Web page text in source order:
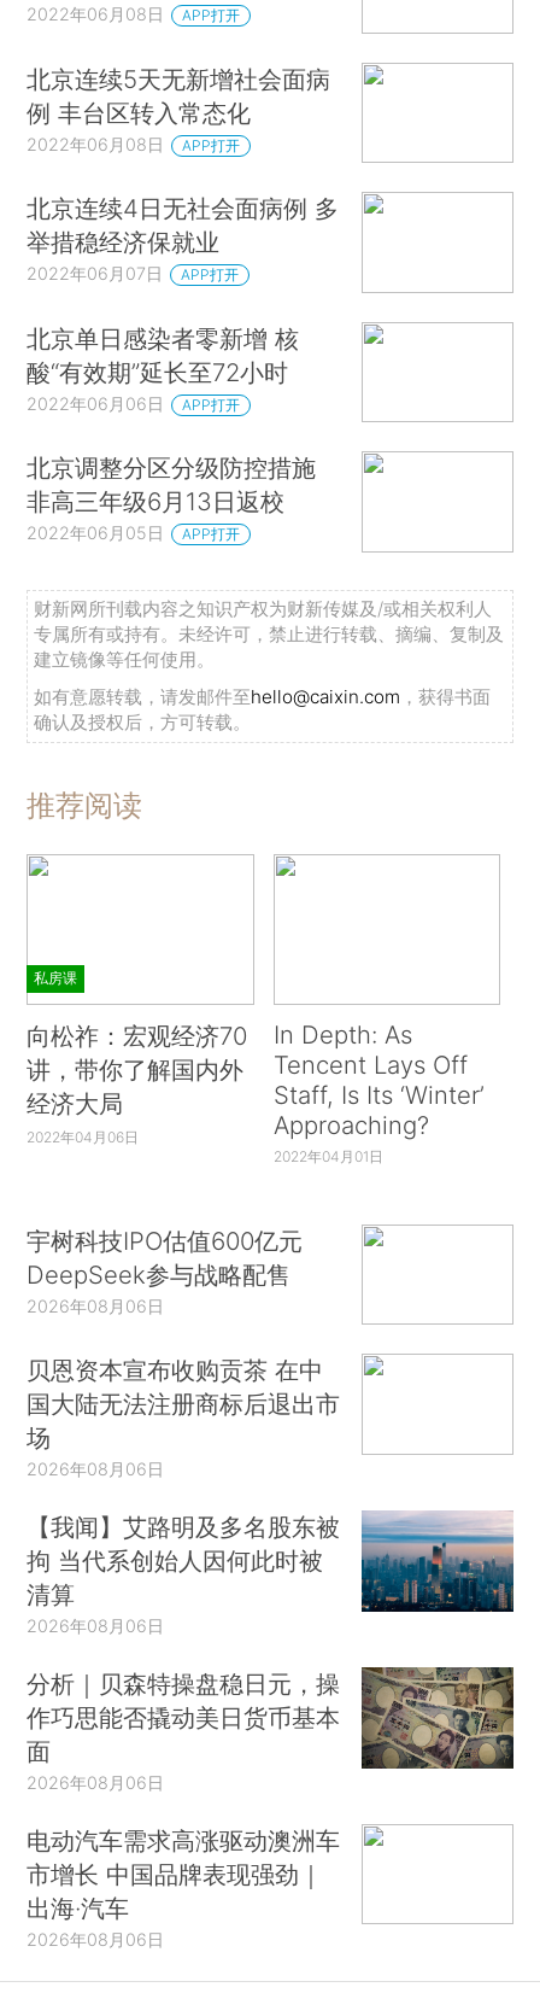
2022年06月08日 APP打开
北京连续5天无新增社会面病
例 丰台区转入常态化
2022年06月08日 APP打开
北京连续4日无社会面病例 多
举措稳经济保就业
2022年06月07日 APP打开
北京单日感染者零新增 核
酸“有效期”延长至72小时
2022年06月06日 APP打开
北京调整分区分级防控措施
非高三年级6月13日返校
2022年06月05日 APP打开
财新网所刊载内容之知识产权为财新传媒及/或相关权利人
专属所有或持有。未经许可，禁止进行转载、摘编、复制及
建立镜像等任何使用。
如有意愿转载，请发邮件至hello@caixin.com ，获得书面
确认及授权后，方可转载。
推荐阅读
私房课
向松祚：宏观经济70
讲，带你了解国内外
经济大局
2022年04月06日
In Depth: As
Tencent Lays Off
Staff, Is Its ‘Winter’
Approaching?
2022年04月01日
宇树科技IPO估值600亿元
DeepSeek参与战略配售
2026年08月06日
贝恩资本宣布收购贡茶 在中
国大陆无法注册商标后退出市
场
2026年08月06日
【我闻】艾路明及多名股东被
拘 当代系创始人因何此时被
清算
2026年08月06日
分析｜贝森特操盘稳日元，操
作巧思能否撬动美日货币基本
面
2026年08月06日
电动汽车需求高涨驱动澳洲车
市增长 中国品牌表现强劲｜
出海·汽车
2026年08月06日